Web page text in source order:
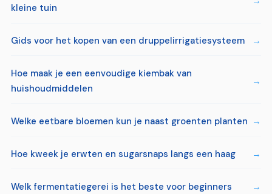
kleine tuin
Gids voor het kopen van een druppelirrigatiesysteem
Hoe maak je een eenvoudige kiembak van
huishoudmiddelen
Welke eetbare bloemen kun je naast groenten planten
Hoe kweek je erwten en sugarsnaps langs een haag
Welk fermentatiegerei is het beste voor beginners